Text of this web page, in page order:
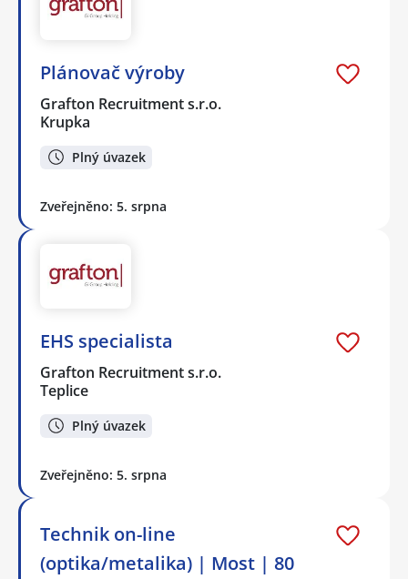
Plánovač výroby
Grafton Recruitment s.r.o.
Krupka
Plný úvazek
Zveřejněno: 5. srpna
EHS specialista
Grafton Recruitment s.r.o.
Teplice
Plný úvazek
Zveřejněno: 5. srpna
Technik on-line
(optika/metalika) | Most | 80